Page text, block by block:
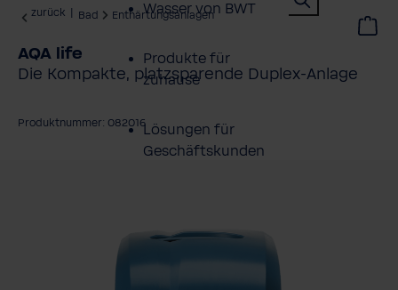
Wasser von BWT
Produkte für
zuhause
Lösungen für
Geschäftskunden
zurück Bad Enthärtungsanlagen
AQA life
Die Kompakte, platzsparende Duplex-​Anlage
Produktnummer: 082016